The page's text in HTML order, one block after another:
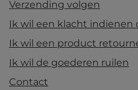
Verzending volgen
Ik wil een klacht indienen
Ik wil een product
Ik wil de goederen ruilen
Contact